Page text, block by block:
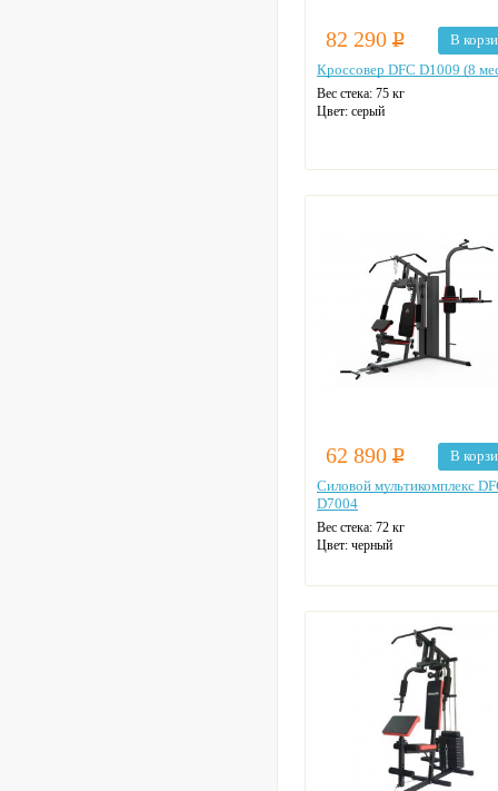
82 290 Р
В
Кроссовер DFC D1009 (8
Вес стека: 75 кг
Цвет: серый
62 890 Р
В
Силовой мультикомплекс
D7004
Вес стека: 72 кг
Цвет: черный